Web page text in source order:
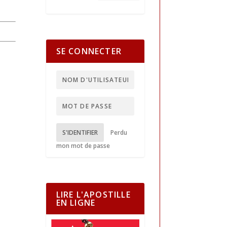
SE CONNECTER
S'IDENTIFIER
Perdu
mon mot de passe
LIRE L'APOSTILLE
EN LIGNE